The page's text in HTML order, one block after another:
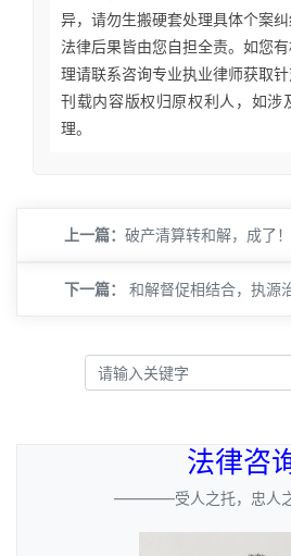
异，请勿生搬硬套处理具体个案
法律后果皆由您自担全责。如您
理请联系咨询专业执业律师获取
刊载内容版权归原权利人，如涉
理。
上一篇： ​破产清算转和解，成了！
下一篇： 和解督促相结合，执源
法律咨
————受人之托，忠